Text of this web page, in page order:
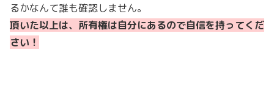
るかなんて誰も確認しません。
頂いた以上は、所有権は自分にあるので自信を持ってくだ
さい！